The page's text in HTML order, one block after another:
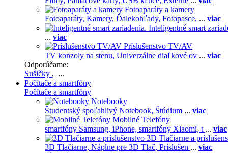
Fotoaparáty a kamery
Fotoaparáty, Kamery, Ďalekohľady, Fotopasce, ... viac
Inteligentné smart
... viac
Príslušenstvo TV/AV
TV konzoly na stenu, Univerzálne diaľkové ov ... viac
Odporúčame:
Sušičky , ...
Počítače a smartfóny
Počítače a smartfóny
Notebooky
Študentský spoľahlivý Notebook, Štúdium ... viac
Mobilné Telefóny
smartfóny Samsung, iPhone, smartfóny Xiaomi, t ... viac
3D Tlačiarne a
3D Tlačiarne, Náplne pre 3D Tlač, Príslušen ... viac